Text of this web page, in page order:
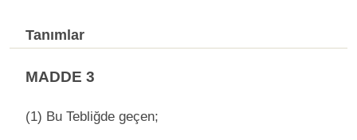
Tanımlar
MADDE 3
(1) Bu Tebliğde geçen;